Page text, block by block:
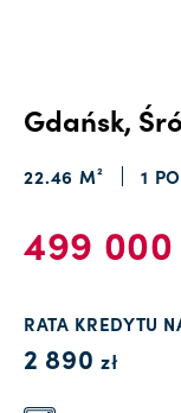
Gdańsk,
22.46 M² 1
499 000
RATA KREDYTU
2 890 zł